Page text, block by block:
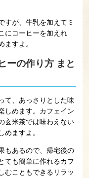
すが、牛乳を加えてミ
にコーヒーを加えれ
すよ。
ーの作り方 まと
て、あっさりとした味
しめます。カフェイン
玄米茶では味わえない
めますよ。
もあるので、帰宅後の
ても簡単に作れるカフ
むこともできるリラッ